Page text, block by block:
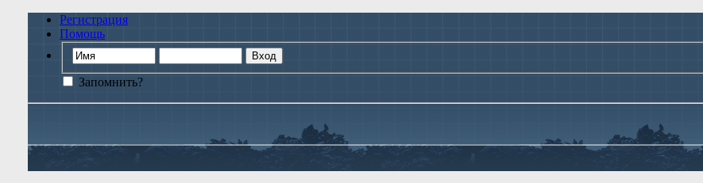
Регистрация
Помощь
Запомнить?